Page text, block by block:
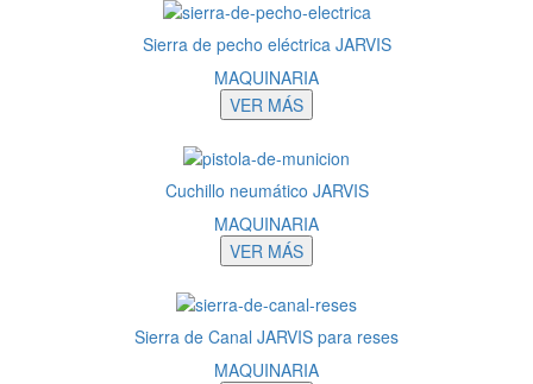
Sierra de pecho eléctrica JARVIS
MAQUINARIA
VER MÁS
Cuchillo neumático JARVIS
MAQUINARIA
VER MÁS
Sierra de Canal JARVIS para reses
MAQUINARIA